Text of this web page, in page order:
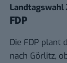
Landtagswahl
FDP
Die FDP plant
nach Görlitz,